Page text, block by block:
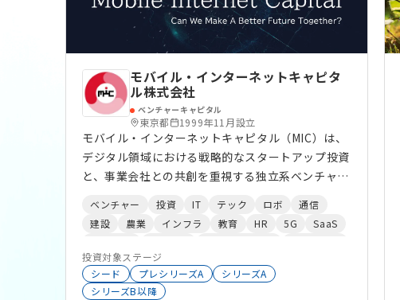
モバイル・インターネットキャピタ
ル株式会社
ベンチャーキャピタル
東京都 1999年11月設立
モバイル・インターネットキャピタル（MIC）は、
デジタル領域における戦略的なスタートアップ投資
と、事業会社との共創を重視する独立系ベンチャー
アからハードウェアに至るまで、幅広いテクノロ
ジー分野を対象に、主にPre-A〜シリーズB/Cラウ
ンドの成長ステージにおいてリード投資を行ってき
ました。 投資先スタートアップに対しては、単な
る資本提供にとどまらず、事業戦略の壁打ちから
ベンチャー 投資 IT テック ロボ
通信
建設
農業 インフラ 教育 HR 5G
SaaS
AI
投資対象ステージ
シード
プレシリーズA
シリーズA
シリーズB以降